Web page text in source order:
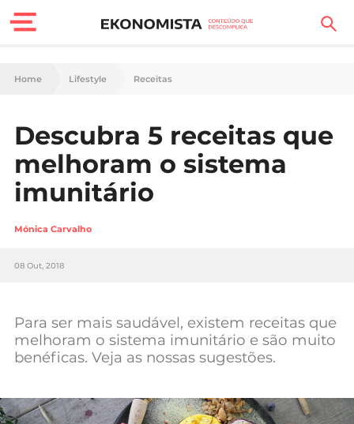
Finanças Pessoais
Carreira
Casa
Lifestyle
Sociedade
Negócios
Mundial 2026
Home Lifestyle Receitas
Descubra 5 receitas que
melhoram o sistema
imunitário
Mónica Carvalho
08 Out, 2018
Para ser mais saudável, existem receitas que
melhoram o sistema imunitário e são muito
benéficas. Veja as nossas sugestões.